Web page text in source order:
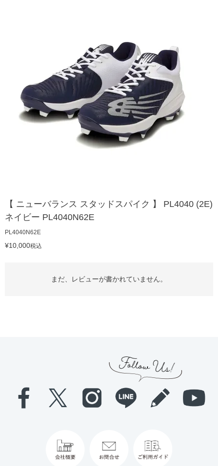
【 ニューバランス スタッドスパイク 】 PL4040 (2E)
ネイビー PL4040N62E
PL4040N62E
¥10,000税込
まだ、レビューが書かれていません。